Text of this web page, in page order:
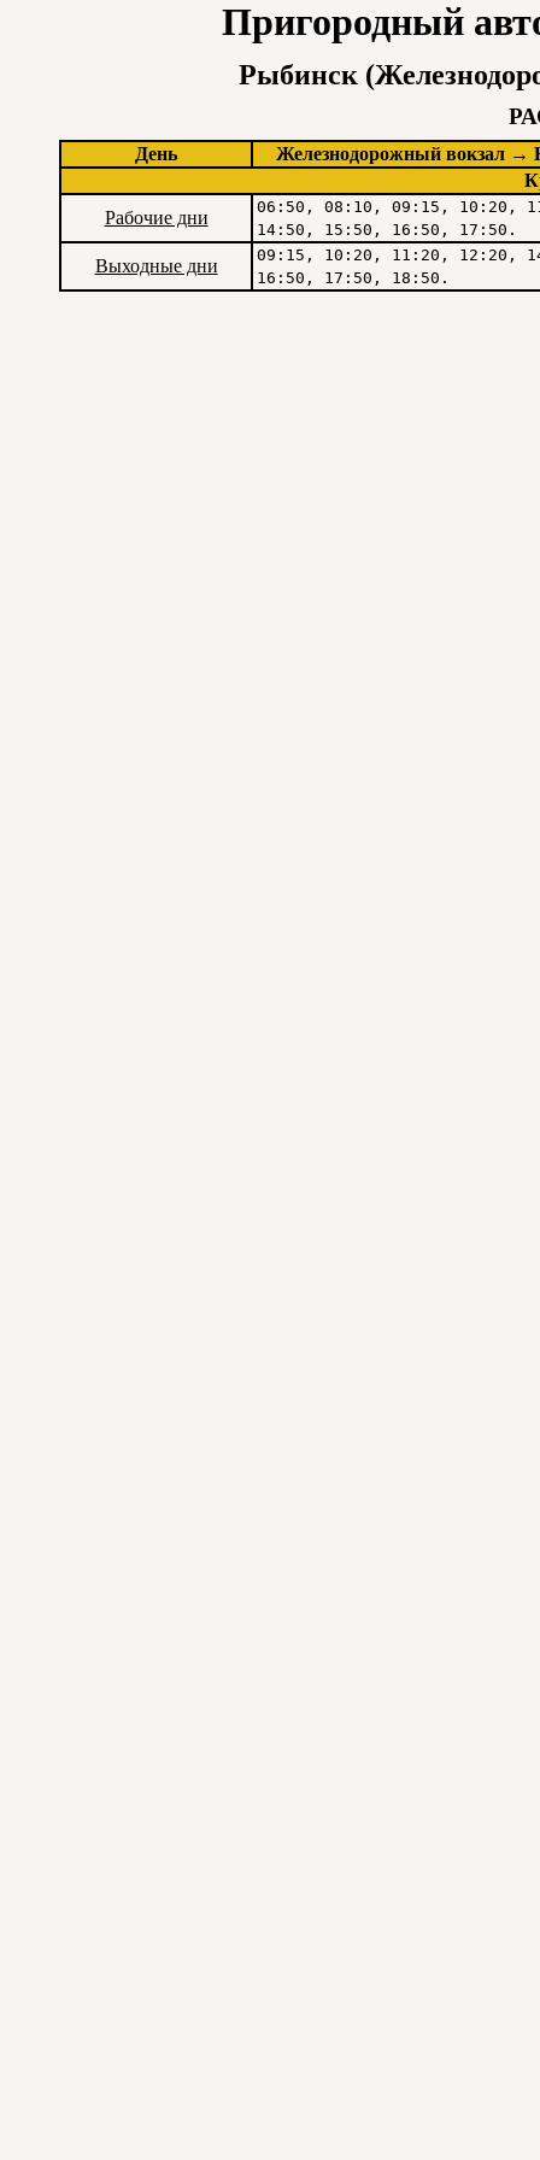
Пригородный
Рыбинск
День
Железнодорожный вокзал →
Рабочие дни
06:50, 08:10, 09:15, 10:20,
14:50, 15:50, 16:50, 17:50.
Выходные дни
09:15, 10:20, 11:20, 12:20,
16:50, 17:50, 18:50.